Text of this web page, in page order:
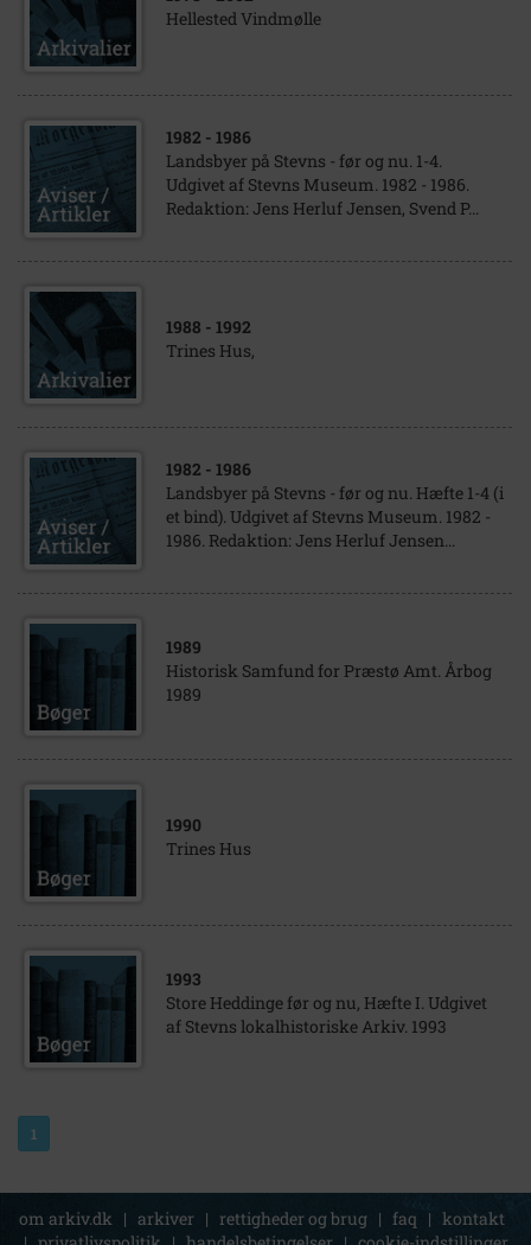
Hellested Vindmølle
1982 - 1986
Landsbyer på Stevns - før og nu. 1-4.
Udgivet af Stevns Museum. 1982 - 1986.
Redaktion: Jens Herluf Jensen, Svend P...
1988 - 1992
Trines Hus,
1982 - 1986
Landsbyer på Stevns - før og nu. Hæfte 1-4 (i
et bind). Udgivet af Stevns Museum. 1982 -
1986. Redaktion: Jens Herluf Jensen...
1989
Historisk Samfund for Præstø Amt. Årbog
1989
1990
Trines Hus
1993
Store Heddinge før og nu, Hæfte I. Udgivet
af Stevns lokalhistoriske Arkiv. 1993
1
om arkiv.dk | arkiver | rettigheder og brug | faq | kontakt